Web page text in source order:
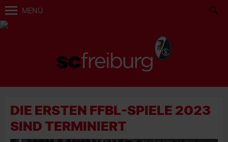
MENÜ
DIE ERSTEN FFBL-SPIELE 2023
SIND TERMINIERT